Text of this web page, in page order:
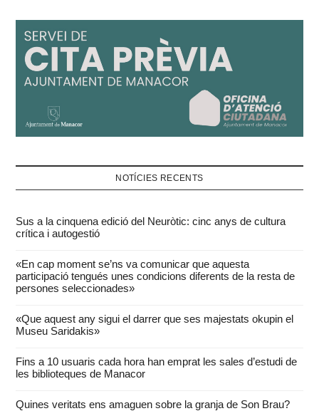
NOTÍCIES RECENTS
Sus a la cinquena edició del Neuròtic: cinc anys de cultura
crítica i autogestió
«En cap moment se’ns va comunicar que aquesta
participació tengués unes condicions diferents de la resta de
persones seleccionades»
«Que aquest any sigui el darrer que ses majestats okupin el
Museu Saridakis»
Fins a 10 usuaris cada hora han emprat les sales d’estudi de
les biblioteques de Manacor
Quines veritats ens amaguen sobre la granja de Son Brau?